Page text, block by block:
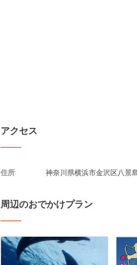
アクセス
住所 神奈川県横浜市金沢区八景
周辺のおでかけプラン